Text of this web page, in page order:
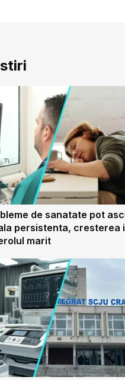
de sanatate pot
persistenta, cresterea
marit